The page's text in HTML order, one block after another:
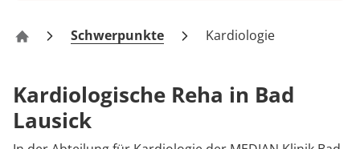
Klinik Bad Lausick
Schwerpunkte Kardiologie
Kardiologische Reha in Bad
Lausick